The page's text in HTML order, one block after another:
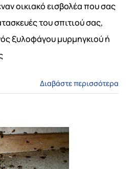
οικιακό εισβολέα που σας
του σπιτιού σας,
ξυλοφάγου μυρμηγκιού ή
Διαβάστε περισσότερα